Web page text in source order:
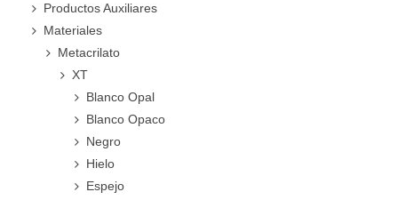
Productos Auxiliares
Materiales
Metacrilato
XT
Blanco Opal
Blanco Opaco
Negro
Hielo
Espejo